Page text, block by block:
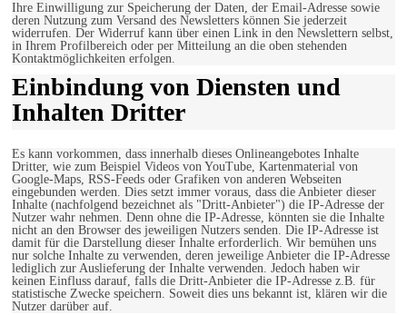
Ihre Einwilligung zur Speicherung der Daten, der Email-Adresse sowie
deren Nutzung zum Versand des Newsletters können Sie jederzeit
widerrufen. Der Widerruf kann über einen Link in den Newslettern selbst,
in Ihrem Profilbereich oder per Mitteilung an die oben stehenden
Kontaktmöglichkeiten erfolgen.
Einbindung von Diensten und
Inhalten Dritter
Es kann vorkommen, dass innerhalb dieses Onlineangebotes Inhalte
Dritter, wie zum Beispiel Videos von YouTube, Kartenmaterial von
Google-Maps, RSS-Feeds oder Grafiken von anderen Webseiten
eingebunden werden. Dies setzt immer voraus, dass die Anbieter dieser
Inhalte (nachfolgend bezeichnet als "Dritt-Anbieter") die IP-Adresse der
Nutzer wahr nehmen. Denn ohne die IP-Adresse, könnten sie die Inhalte
nicht an den Browser des jeweiligen Nutzers senden. Die IP-Adresse ist
damit für die Darstellung dieser Inhalte erforderlich. Wir bemühen uns
nur solche Inhalte zu verwenden, deren jeweilige Anbieter die IP-Adresse
lediglich zur Auslieferung der Inhalte verwenden. Jedoch haben wir
keinen Einfluss darauf, falls die Dritt-Anbieter die IP-Adresse z.B. für
statistische Zwecke speichern. Soweit dies uns bekannt ist, klären wir die
Nutzer darüber auf.